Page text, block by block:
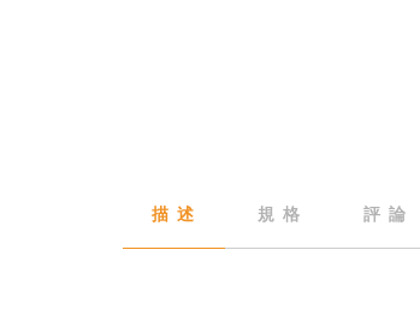
描 述 規 格 評 論